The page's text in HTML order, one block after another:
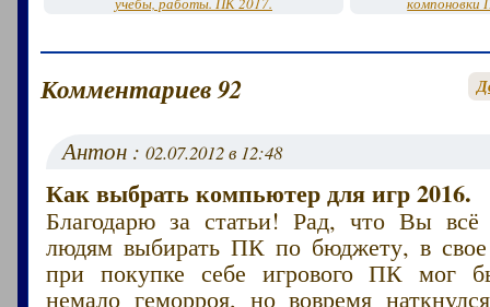
Комментариев 92
Антон :02.07.2012 в 12:48
Как выбрать компьютер для игр 2016.
Благодарю за статьи! Рад, что Вы всё
людям выбирать ПК по бюджету, в
при покупке себе игрового ПК мог
немало геморроя, но вовремя